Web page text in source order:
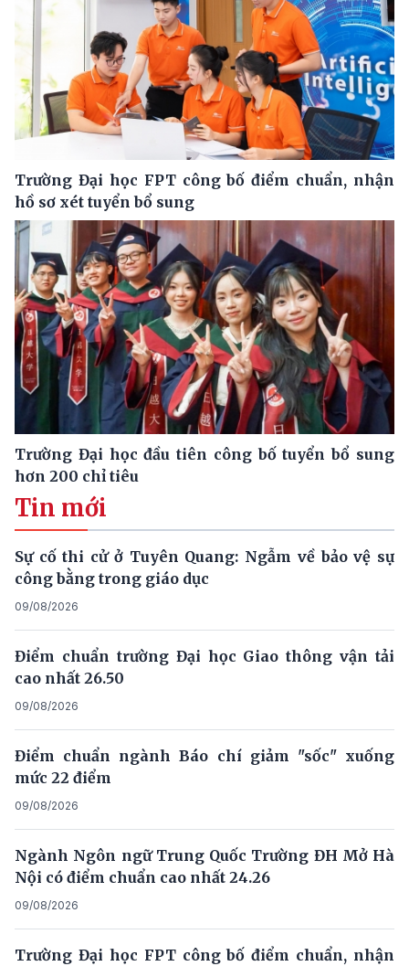
Trường Đại học FPT công bố điểm chuẩn, nhận
hồ sơ xét tuyển bổ sung
Trường Đại học đầu tiên công bố tuyển bổ sung
hơn 200 chỉ tiêu
Tin mới
Sự cố thi cử ở Tuyên Quang: Ngẫm về bảo vệ sự
công bằng trong giáo dục
09/08/2026
Điểm chuẩn trường Đại học Giao thông vận tải
cao nhất 26.50
09/08/2026
Điểm chuẩn ngành Báo chí giảm "sốc" xuống
mức 22 điểm
09/08/2026
Ngành Ngôn ngữ Trung Quốc Trường ĐH Mở Hà
Nội có điểm chuẩn cao nhất 24.26
09/08/2026
Trường Đại học FPT công bố điểm chuẩn, nhận